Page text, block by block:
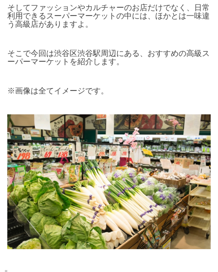
そしてファッションやカルチャーのお店だけでなく、日常
利用できるスーパーマーケットの中には、ほかとは一味違
う高級店がありますよ。
そこで今回は渋谷区渋谷駅周辺にある、おすすめの高級ス
ーパーマーケットを紹介します。
※画像は全てイメージです。